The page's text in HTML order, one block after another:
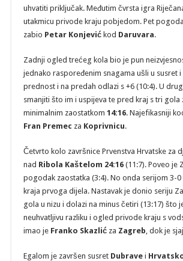
uhvatiti priključak. Međutim čvrsta igra
utakmicu privode kraju pobjedom. Pet
zabio Petar Konjević kod Daruvara.
Zadnji ogled trećeg kola bio je pun
jednako raspoređenim snagama ušli u susret
prednost i na predah odlazi s +6 (10:4). U
smanjiti što im i uspijeva te pred kraj s tri
minimalnim zaostatkom 14:16. Najefikasniji
Fran Premec za Koprivnicu.
Četvrto kolo završnice Prvenstva Hrvatske za
nad Ribola Kaštelom 24:16 (11:7). Poveo je
pogodak zaostatka (3:4). No onda serijom 3-0
kraja prvoga dijela. Nastavak je donio seriju
gola u nizu i dolazi na minus četiri (13:17)
neuhvatljivu razliku i ogled privode kraju s
imao je Franko Skazlić za Zagreb , dok je
Egalom je završen susret Dubrave i